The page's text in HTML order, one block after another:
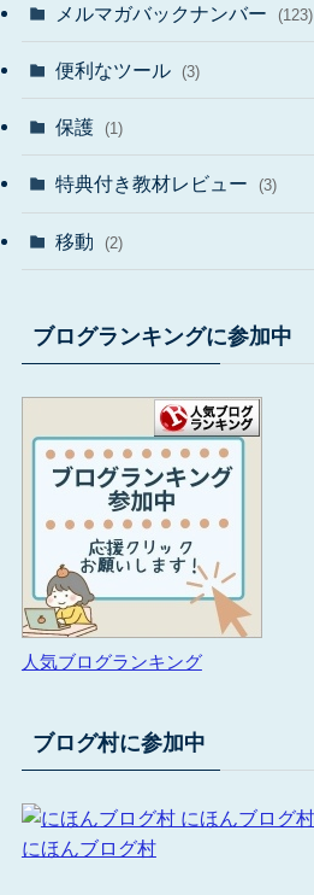
メルマガバックナンバー (123)
便利なツール (3)
保護 (1)
特典付き教材レビュー (3)
移動 (2)
ブログランキングに参加中
人気ブログランキング
ブログ村に参加中
にほんブログ村